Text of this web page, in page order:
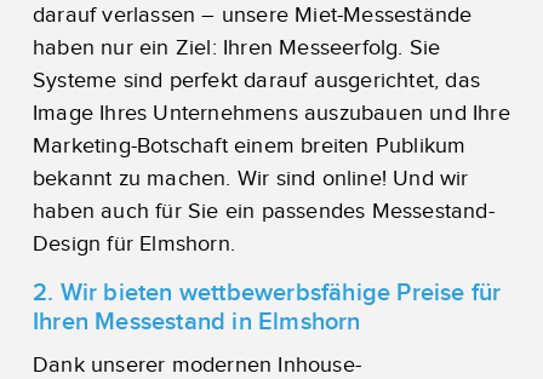
darauf verlassen – unsere Miet-Messestände
haben nur ein Ziel: Ihren Messeerfolg. Sie
Systeme sind perfekt darauf ausgerichtet, das
Image Ihres Unternehmens auszubauen und Ihre
Marketing-Botschaft einem breiten Publikum
bekannt zu machen. Wir sind online! Und wir
haben auch für Sie ein passendes Messestand-
Design für Elmshorn.
2. Wir bieten wettbewerbsfähige Preise für
Ihren Messestand in Elmshorn
Dank unserer modernen Inhouse-